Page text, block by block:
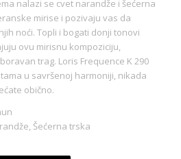
nalazi se cvet narandže i šećerna
mirise i pozivaju vas da
noći. Topli i bogati donji tonovi
ovu mirisnu kompoziciju,
trag. Loris Frequence K 290
u savršenoj harmoniji, nikada
obično.
Šećerna trska